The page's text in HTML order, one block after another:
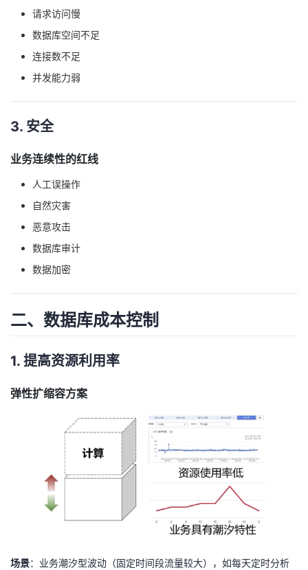
子
直
播
的
活
我
的
注
我
开
发
者
学
我
的
课
程
我
的
认
我
的
我
的
Programs
我
的
支
持
我
技
术
支
的
云
声
请求访问慢
数据库空间不足
连接数不足
并发能力弱
3. 安全
业务连续性的红线
人工误操作
自然灾害
恶意攻击
数据库审计
数据加密
二、数据库成本控制
1. 提高资源利用率
弹性扩缩容方案
场景：业务潮汐型波动（固定时间段流量较大），如每天定时分析